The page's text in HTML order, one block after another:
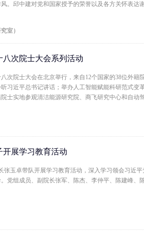
。邱中建对党和国家授予的荣誉以及各方关怀表达
室）
次院士大会系列活动
次院士大会在北京举行，来自12个国家的38位外籍
习近平总书记讲话；举办人工智能赋能科研范式变
士实地参观清洁能源研究院、商飞研究中心和自动
展学习教育活动
张玉卓带队开展学习教育活动，深入学习领会习近
党组成员、副院长张军、陈杰、李仲平、陈建峰、